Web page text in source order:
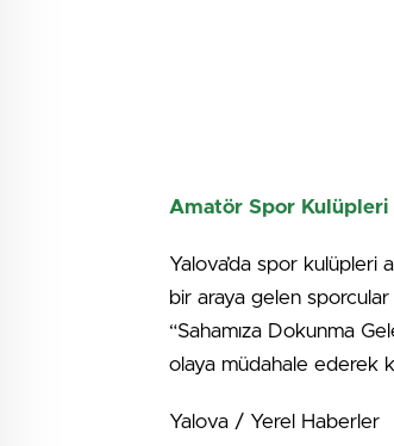
Amatör Spor Kulüpleri
Yalova’da spor
bir araya gelen
“Sahamıza Dokunma
olaya müdahale ederek
Yalova / Yerel Haberler